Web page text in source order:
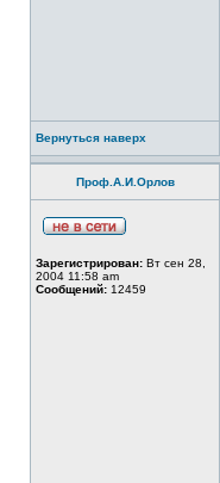
Вернуться наверх
Проф.А.И.Орлов
Зарегистрирован: Вт сен 28,
2004 11:58 am
Сообщений: 12459